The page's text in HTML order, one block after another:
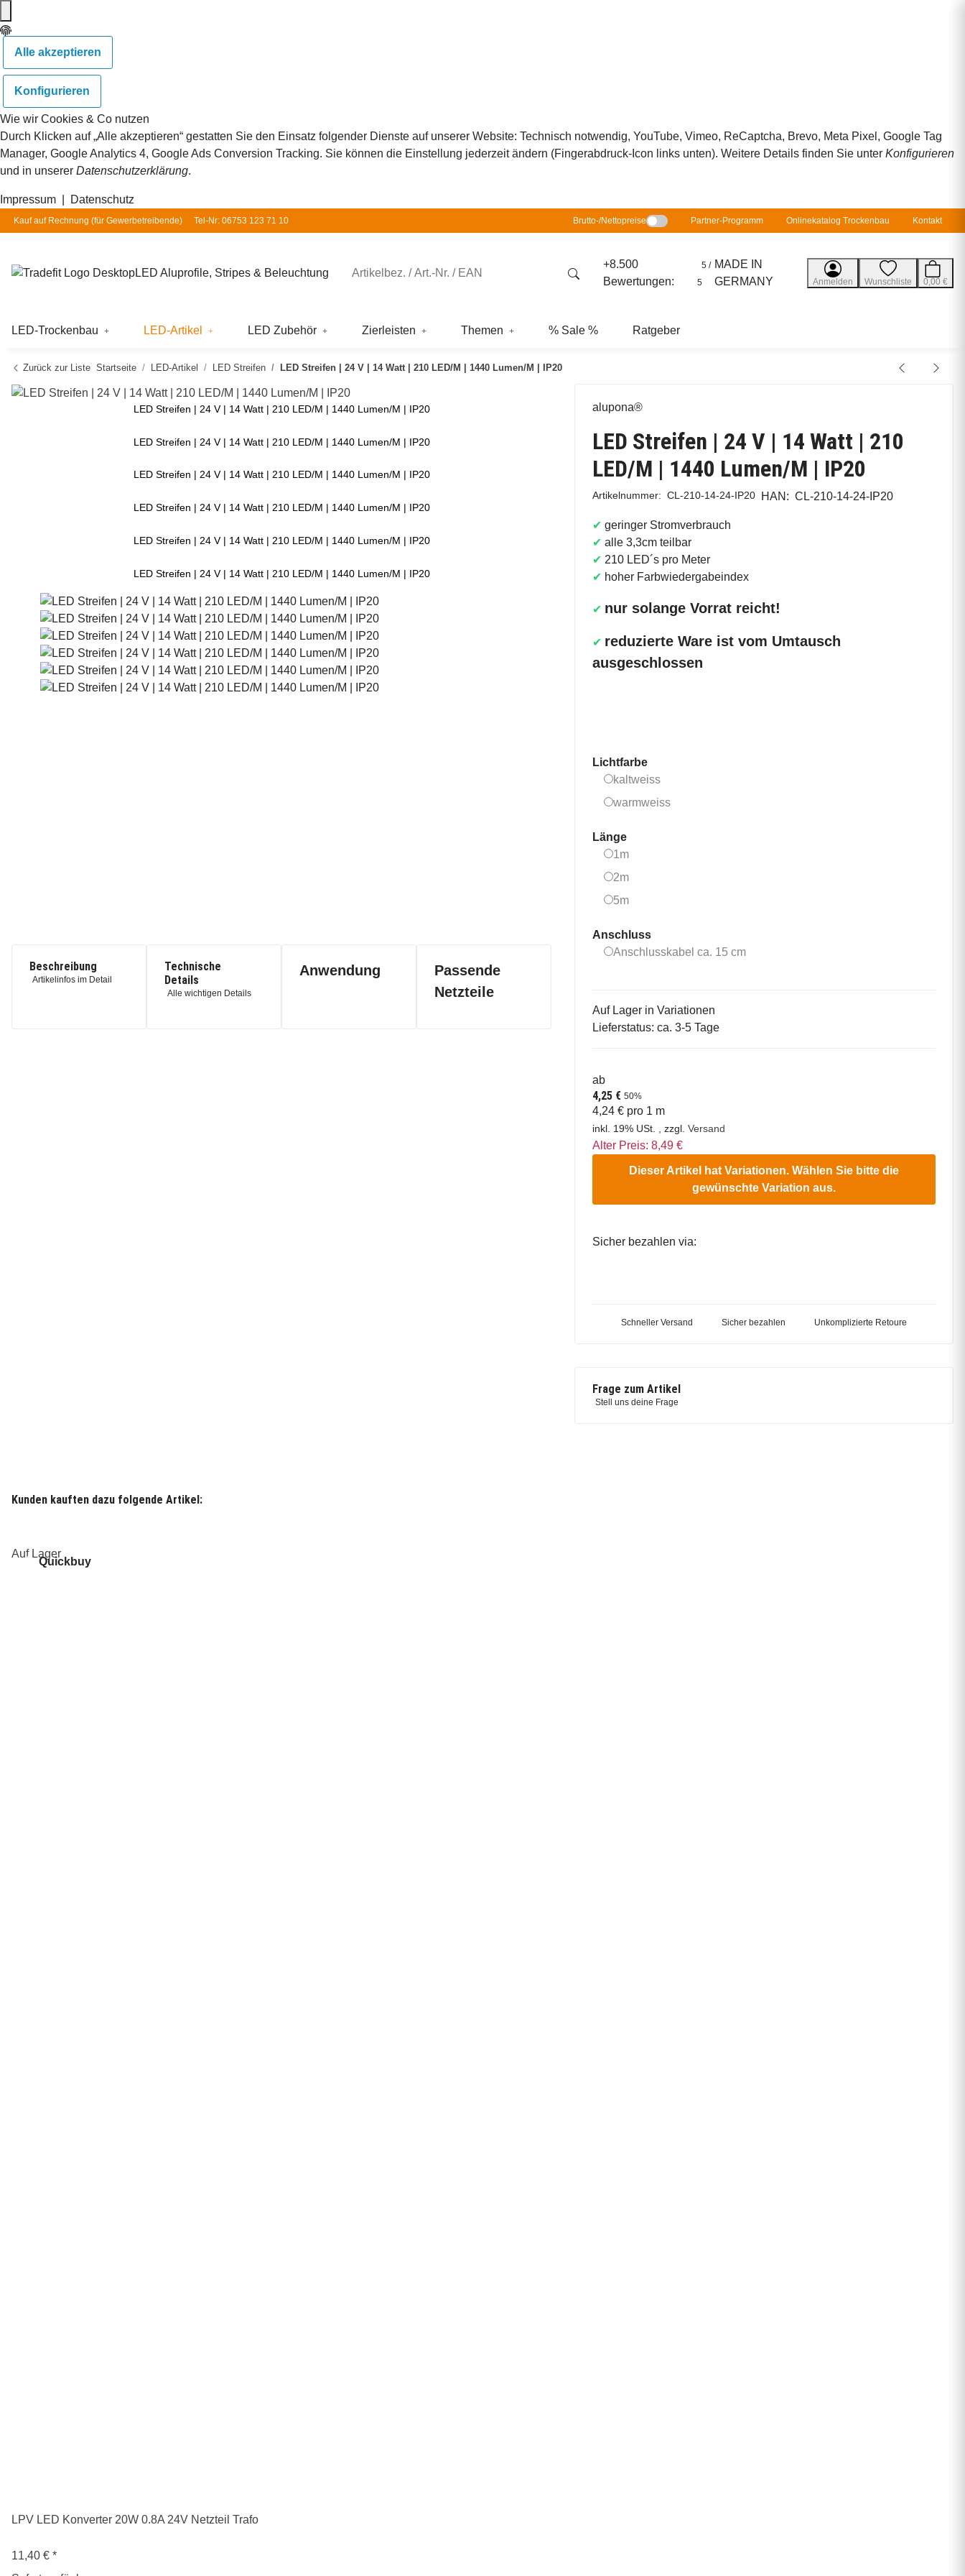
Alle akzeptieren
Konfigurieren
Wie wir Cookies & Co nutzen
Durch Klicken auf „Alle akzeptieren“ gestatten Sie den Einsatz folgender Dienste auf unserer Website: Technisch notwendig, YouTube, Vimeo, ReCaptcha, Brevo, Meta Pixel, Google Tag
Manager, Google Analytics 4, Google Ads Conversion Tracking. Sie können die Einstellung jederzeit ändern (Fingerabdruck-Icon links unten). Weitere Details finden Sie unter Konfigurieren
und in unserer Datenschutzerklärung.
Impressum Datenschutz
Kauf auf Rechnung (für Gewerbetreibende) Tel-Nr: 06753 123 71 10 Brutto-/Nettopreise Partner-Programm Onlinekatalog Trockenbau Kontakt
LED Aluprofile, Stripes & Beleuchtung
+8.500
Bewertungen:
5 /
5
MADE IN
GERMANY
Anmelden Wunschliste 0,00 €
LED-Trockenbau LED-Artikel LED Zubehör Zierleisten Themen % Sale % Ratgeber
Zurück zur Liste Startseite LED-Artikel LED Streifen LED Streifen | 24 V | 14 Watt | 210 LED/M | 1440 Lumen/M | IP20
alupona®
LED Streifen | 24 V | 14 Watt | 210
LED/M | 1440 Lumen/M | IP20
Artikelnummer: CL-210-14-24-IP20 HAN: CL-210-14-24-IP20
✔ geringer Stromverbrauch
✔ alle 3,3cm teilbar
✔ 210 LED´s pro Meter
✔ hoher Farbwiedergabeindex
✔ nur solange Vorrat reicht!
✔ reduzierte Ware ist vom Umtausch
ausgeschlossen
Lichtfarbe
kaltweisskaltweiss
warmweisswarmweiss
Länge
1m1m
2m2m
5m5m
Anschluss
Anschlusskabel ca. 15 cmAnschlusskabel ca. 15 cm
Auf Lager in Variationen
Lieferstatus: ca. 3-5 Tage
ab
4,25 € 50%
4,24 € pro 1 m
inkl. 19% USt. , zzgl. Versand
Alter Preis: 8,49 €
Dieser Artikel hat Variationen. Wählen Sie bitte die
gewünschte Variation aus.
Sicher bezahlen via:
Schneller Versand Sicher bezahlen Unkomplizierte Retoure
Frage zum Artikel
Stell uns deine Frage
LED Streifen | 24 V | 14 Watt | 210 LED/M | 1440 Lumen/M | IP20
LED Streifen | 24 V | 14 Watt | 210 LED/M | 1440 Lumen/M | IP20
LED Streifen | 24 V | 14 Watt | 210 LED/M | 1440 Lumen/M | IP20
LED Streifen | 24 V | 14 Watt | 210 LED/M | 1440 Lumen/M | IP20
LED Streifen | 24 V | 14 Watt | 210 LED/M | 1440 Lumen/M | IP20
LED Streifen | 24 V | 14 Watt | 210 LED/M | 1440 Lumen/M | IP20
Beschreibung
Artikelinfos im Detail
Technische
Details
Alle wichtigen Details
Anwendung
Passende
Netzteile
Kunden kauften dazu folgende Artikel:
Quickbuy
Auf Lager
LPV LED Konverter 20W 0.8A 24V Netzteil Trafo
11,40 € *